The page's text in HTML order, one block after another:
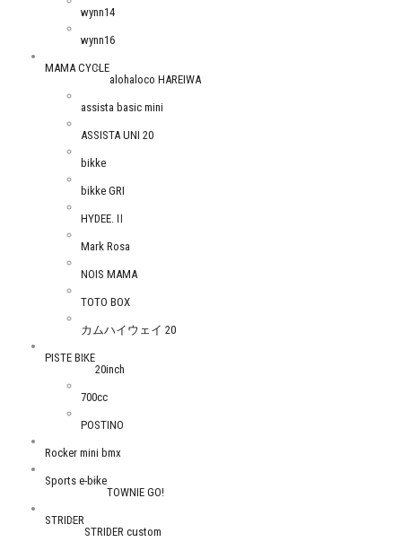
wynn14
wynn16
MAMA CYCLE
alohaloco HAREIWA
assista basic mini
ASSISTA UNI 20
bikke
bikke GRI
HYDEE.Ⅱ
Mark Rosa
NOIS MAMA
TOTO BOX
カムハイウェイ 20
PISTE BIKE
20inch
700cc
POSTINO
Rocker mini bmx
Sports e-bike
TOWNIE GO!
STRIDER
STRIDER custom